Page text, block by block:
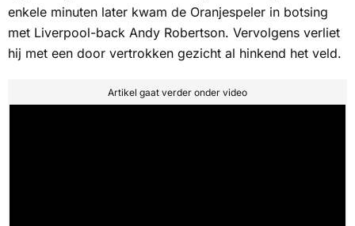
enkele minuten later kwam de Oranjespeler in botsing
met Liverpool-back Andy Robertson. Vervolgens verliet
hij met een door vertrokken gezicht al hinkend het veld.
Artikel gaat verder onder video